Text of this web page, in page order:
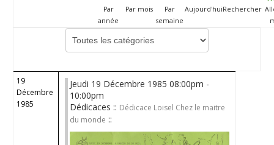
Par
année
Par mois
Par
semaine
Aujourd'huiRechercher
Choisissez une catégorie pour filtrer la liste
19
Décembre
1985
Jeudi 19 Décembre 1985 08:00pm -
10:00pm
Dédicaces :: Dédicace Loisel Chez le maitre
du monde ::